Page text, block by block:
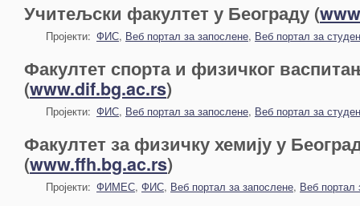
Учитељски факултет у Београду (
Пројекти: ФИС, Веб портал за запослене, Веб портал за
Факултет спорта и физичког
(www.dif.bg.ac.rs)
Пројекти: ФИС, Веб портал за запослене, Веб портал за
Факултет за физичку хемију у
(www.ffh.bg.ac.rs)
Пројекти: ФИМЕС, ФИС, Веб портал за запослене, Веб портал